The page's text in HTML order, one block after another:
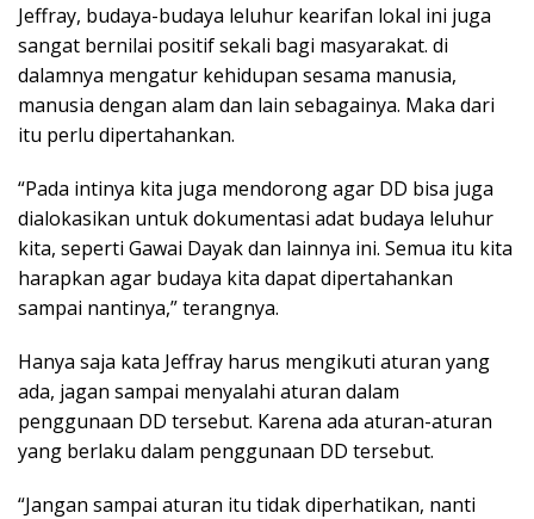
Jeffray, budaya-budaya leluhur kearifan lokal ini juga
sangat bernilai positif sekali bagi masyarakat. di
dalamnya mengatur kehidupan sesama manusia,
manusia dengan alam dan lain sebagainya. Maka dari
itu perlu dipertahankan.
“Pada intinya kita juga mendorong agar DD bisa juga
dialokasikan untuk dokumentasi adat budaya leluhur
kita, seperti Gawai Dayak dan lainnya ini. Semua itu kita
harapkan agar budaya kita dapat dipertahankan
sampai nantinya,” terangnya.
Hanya saja kata Jeffray harus mengikuti aturan yang
ada, jagan sampai menyalahi aturan dalam
penggunaan DD tersebut. Karena ada aturan-aturan
yang berlaku dalam penggunaan DD tersebut.
“Jangan sampai aturan itu tidak diperhatikan, nanti